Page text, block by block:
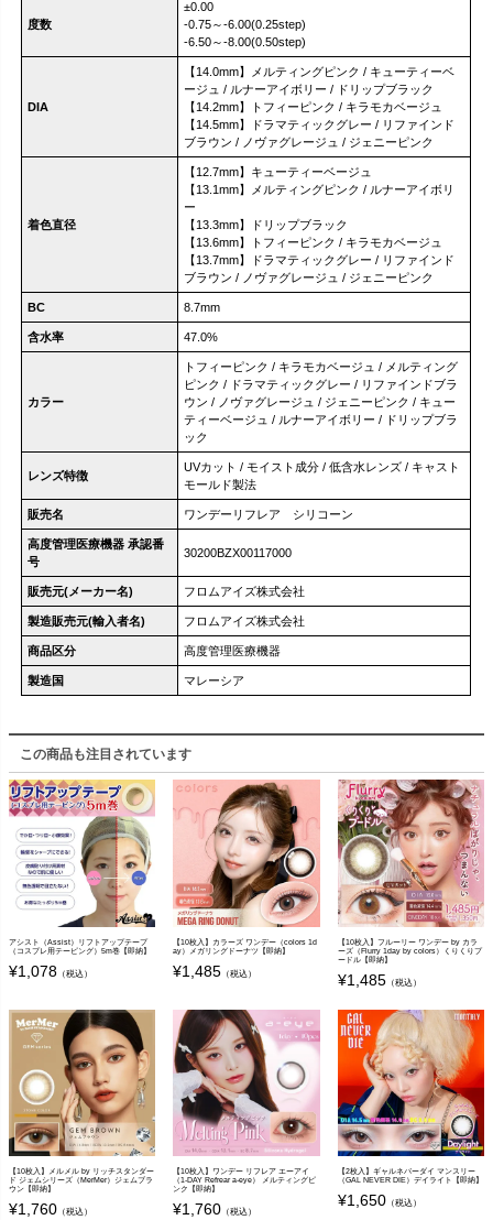
度数
±0.00
-0.75～-6.00(0.25step)
-6.50～-8.00(0.50step)
DIA
【14.0mm】メルティングピンク / キューティーベ
ージュ / ルナーアイボリー / ドリップブラック
【14.2mm】トフィーピンク / キラモカベージュ
【14.5mm】ドラマティックグレー / リファインド
ブラウン / ノヴァグレージュ / ジェニーピンク
着色直径
【12.7mm】キューティーベージュ
【13.1mm】メルティングピンク / ルナーアイボリ
ー
【13.3mm】ドリップブラック
【13.6mm】トフィーピンク / キラモカベージュ
【13.7mm】ドラマティックグレー / リファインド
ブラウン / ノヴァグレージュ / ジェニーピンク
BC 8.7mm
含水率 47.0%
カラー
トフィーピンク / キラモカベージュ / メルティング
ピンク / ドラマティックグレー / リファインドブラ
ウン / ノヴァグレージュ / ジェニーピンク / キュー
ティーベージュ / ルナーアイボリー / ドリップブラ
ック
レンズ特徴
UVカット / モイスト成分 / 低含水レンズ / キャスト
モールド製法
販売名 ワンデーリフレア シリコーン
高度管理医療機器 承認番
号
30200BZX00117000
販売元(メーカー名) フロムアイズ株式会社
製造販売元(輸入者名) フロムアイズ株式会社
商品区分 高度管理医療機器
製造国 マレーシア
この商品も注目されています
アシスト（Assist）リフトアップテープ
（コスプレ用テーピング）5m巻【即納】
¥1,078 （税込）
【10枚入】カラーズ ワンデー（colors 1d
ay）メガリングドーナツ【即納】
¥1,485 （税込）
【10枚入】フルーリー ワンデー by カラ
ーズ（Flurry 1day by colors）くりくりプ
ードル【即納】
¥1,485（税込）
【10枚入】メルメル by リッチスタンダー
ド ジェムシリーズ（MerMer）ジェムブラ
ウン【即納】
¥1,760 （税込）
【10枚入】ワンデー リフレア エーアイ
（1-DAY Refrear a-eye） メルティングピ
ンク【即納】
¥1,760 （税込）
【2枚入】ギャルネバーダイ マンスリー
（GAL NEVER DIE）デイライト【即納】
¥1,650（税込）